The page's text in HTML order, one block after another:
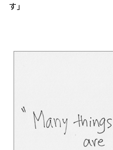
す」